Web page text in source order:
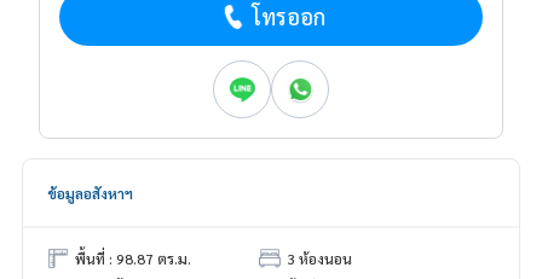
โทรออก
ข้อมูลอสังหาฯ
พื้นที่ : 98.87 ตร.ม.
3 ห้องนอน